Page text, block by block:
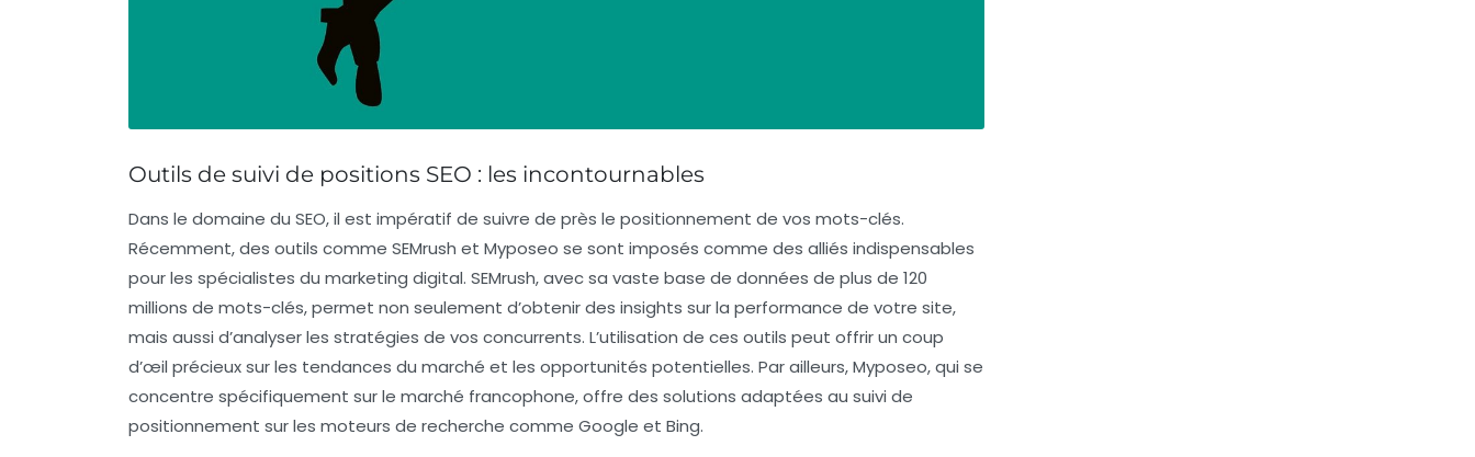
Outils de suivi de positions SEO : les incontournables
Dans le domaine du SEO, il est impératif de suivre de près le positionnement de vos mots-clés.
Récemment, des outils comme SEMrush et Myposeo se sont imposés comme des alliés indispensables
pour les spécialistes du marketing digital. SEMrush, avec sa vaste base de données de plus de 120
millions de mots-clés, permet non seulement d’obtenir des insights sur la performance de votre site,
mais aussi d’analyser les stratégies de vos concurrents. L’utilisation de ces outils peut offrir un coup
d’œil précieux sur les tendances du marché et les opportunités potentielles. Par ailleurs, Myposeo, qui se
concentre spécifiquement sur le marché francophone, offre des solutions adaptées au suivi de
positionnement sur les moteurs de recherche comme Google et Bing.